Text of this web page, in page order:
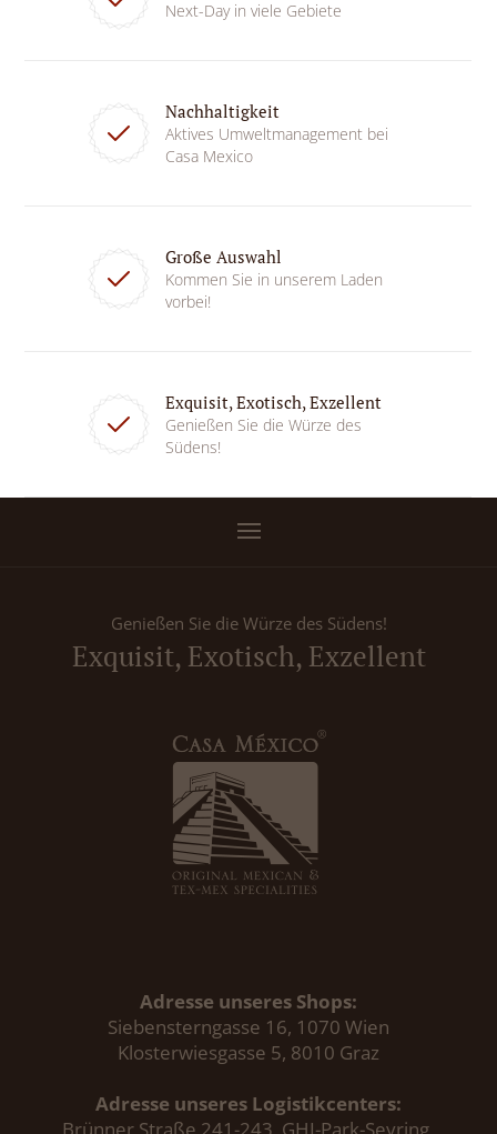
Next-Day in viele Gebiete
Nachhaltigkeit
Aktives Umweltmanagement bei
Casa Mexico
Große Auswahl
Kommen Sie in unserem Laden
vorbei!
Exquisit, Exotisch, Exzellent
Genießen Sie die Würze des
Südens!
Genießen Sie die Würze des Südens!
Exquisit, Exotisch, Exzellent
Adresse unseres Shops:
Siebensterngasse 16, 1070 Wien
Klosterwiesgasse 5, 8010 Graz
Adresse unseres Logistikcenters:
Brünner Straße 241-243, GHI-Park-Seyring,